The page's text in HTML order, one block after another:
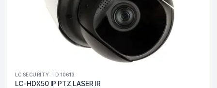
LC SECURITY · ID 10613
LC-HDX50 IP PTZ LASER IR